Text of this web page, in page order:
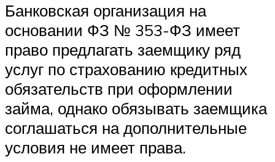
Банковская организация на
основании ФЗ № 353-ФЗ имеет
право предлагать заемщику ряд
услуг по страхованию кредитных
обязательств при оформлении
займа, однако обязывать заемщика
соглашаться на дополнительные
условия не имеет права.